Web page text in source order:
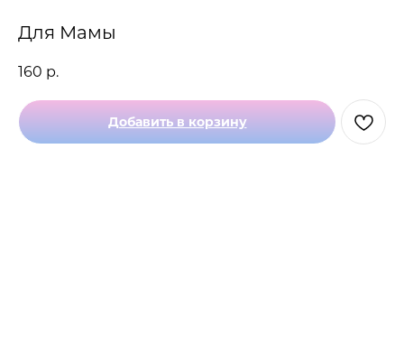
Для Мамы
160 р.
Добавить в корзину